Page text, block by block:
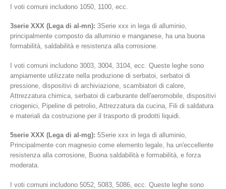
I voti comuni includono 1050, 1100, ecc.
3serie XXX (Lega di al-mn): 3Serie xxx in lega di alluminio,
principalmente composto da alluminio e manganese, ha una buona
formabilità, saldabilità e resistenza alla corrosione.
I voti comuni includono 3003, 3004, 3104, ecc. Queste leghe sono
ampiamente utilizzate nella produzione di serbatoi, serbatoi di
pressione, dispositivi di archiviazione, scambiatori di calore,
Attrezzatura chimica, serbatoi di carburante dell'aeromobile, dispositivi
criogenici, Pipeline di petrolio, Attrezzatura da cucina, Fili di saldatura
e materiali da costruzione per il trasporto di prodotti liquidi.
5serie XXX (Lega di al-mg): 5Serie xxx in lega di alluminio,
Principalmente con magnesio come elemento legale, ha un'eccellente
resistenza alla corrosione, Buona saldabilità e formabilità, e forza
moderata.
I voti comuni includono 5052, 5083, 5086, ecc. Queste leghe sono